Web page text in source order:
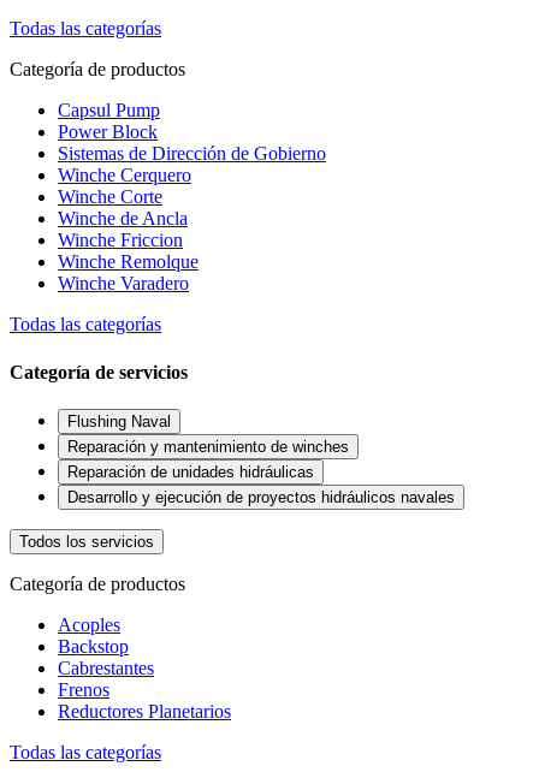
Todas las categorías
Categoría de productos
Capsul Pump
Power Block
Sistemas de Dirección de Gobierno
Winche Cerquero
Winche Corte
Winche de Ancla
Winche Friccion
Winche Remolque
Winche Varadero
Todas las categorías
Categoría de servicios
Flushing Naval
Reparación y mantenimiento de winches
Reparación de unidades hidráulicas
Desarrollo y ejecución de proyectos hidráulicos navales
Todos los servicios
Categoría de productos
Acoples
Backstop
Cabrestantes
Frenos
Reductores Planetarios
Todas las categorías